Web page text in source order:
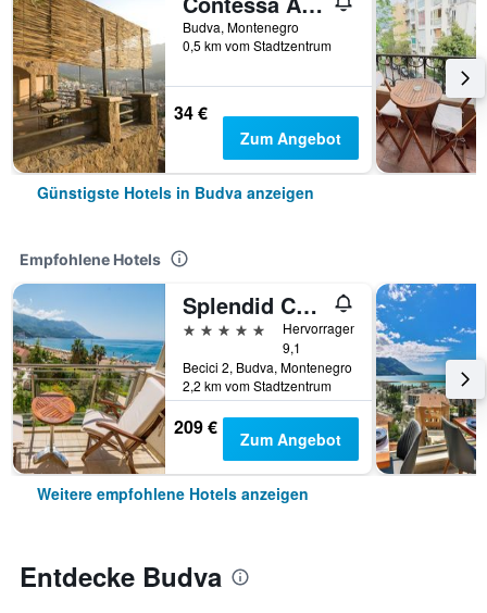
Budva, Montenegro
0,5 km vom Stadtzentrum
34 €
Zum Angebot
Günstigste Hotels in Budva anzeigen
Empfohlene Hotels
Splendid Conference & Spa Resort
5 Sterne
Hervorragend
9,1
Becici 2, Budva, Montenegro
2,2 km vom Stadtzentrum
209 € Zum Angebot
Weitere empfohlene Hotels anzeigen
Entdecke Budva